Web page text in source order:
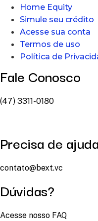
Home Equity
Simule seu crédito
Acesse sua conta
Termos de uso
Política de
Fale Conosco
(47) 3311-0180
Precisa de
contato@bext.vc
Dúvidas?
Acesse nosso FAQ